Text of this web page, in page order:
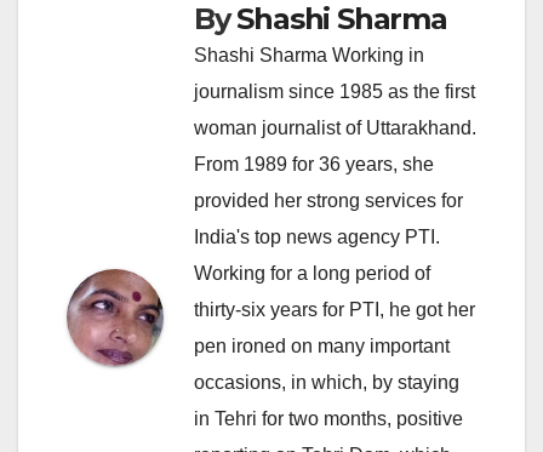
ByShashi Sharma
Shashi Sharma Working in
journalism since 1985 as the first
woman journalist of Uttarakhand.
From 1989 for 36 years, she
provided her strong services for
India's top news agency PTI.
Working for a long period of
thirty-six years for PTI, he got her
pen ironed on many important
occasions, in which, by staying
in Tehri for two months, positive